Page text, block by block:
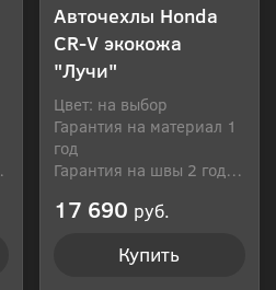
Авточехлы Honda
CR-V экокожа
"Лучи"
Цвет: на выбор
Гарантия на материал 1
год
Гарантия на швы 2 года
17 690 руб.
Купить